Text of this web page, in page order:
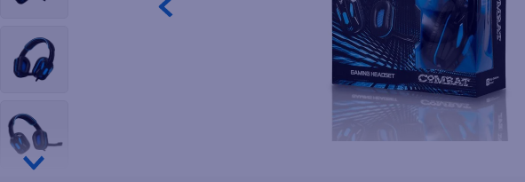
8.
ponds
9.
venus gillette
10. desodorante dove